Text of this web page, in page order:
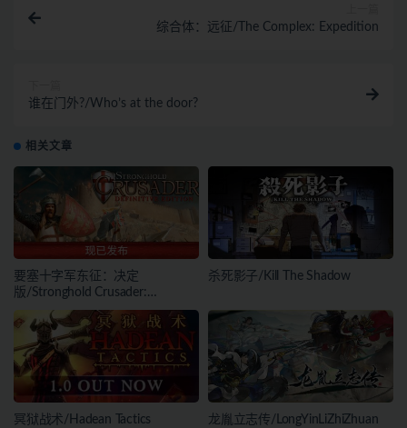
综合体：远征/The Complex: Expedition
谁在门外?/Who’s at the door?
相关文章
要塞十字军东征：决定
版/Stronghold Crusader:
Definitive Edition
杀死影子/Kill The Shadow
冥狱战术/Hadean Tactics 龙胤立志传/LongYinLiZhiZhuan